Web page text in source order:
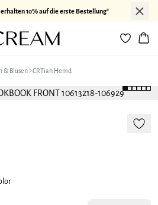
10% auf die erste Bestellung*
& Blusen CRTiah Hemd